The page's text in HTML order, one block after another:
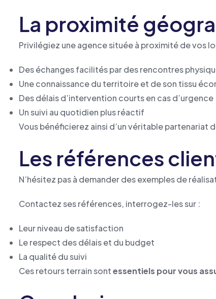
La proximité
Privilégiez une agence située à proximité de vos
Des échanges facilités par des rencontres
Une connaissance du territoire et de son tissu
Des délais d’intervention courts en cas d’urgence
Un suivi au quotidien plus réactif
Vous bénéficierez ainsi d’un véritable
Les références
N’hésitez pas à demander des exemples de
Contactez ses références, interrogez-les sur :
Leur niveau de satisfaction
Le respect des délais et du budget
La qualité du suivi
Ces retours terrain sontessentiels pour vous